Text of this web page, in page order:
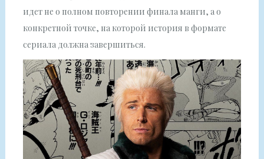
идет не о полном повторении финала манги, а о
конкретной точке, на которой история в формате
сериала должна завершиться.